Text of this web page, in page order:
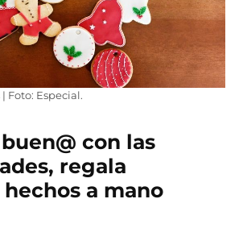
Foto: Especial.
con las
regala
a mano